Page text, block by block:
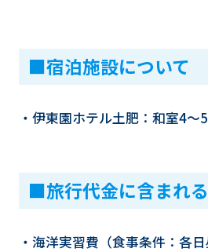
■宿泊施設について
・伊東園ホテル土肥：和室4～
■旅行代金に含まれ
・海洋実習費（食事条件：各日